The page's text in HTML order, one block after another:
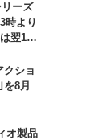
ーズ
時より
翌13
クショ
を8月
オ製品